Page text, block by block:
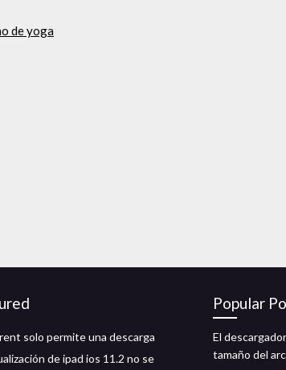
de yoga
solo permite una descarga
de ipad ios 11.2 no se
Popular
El
tamaño del